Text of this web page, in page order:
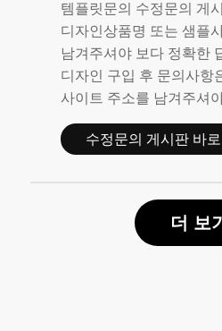
템플릿문의 수정문의 게
디자인상품명 또는 샘플
남겨주셔야 보다 정확한
디자인 구입 후 문의사항
사이트 주소를 남겨주셔
수정문의 게시판 바
더 보기